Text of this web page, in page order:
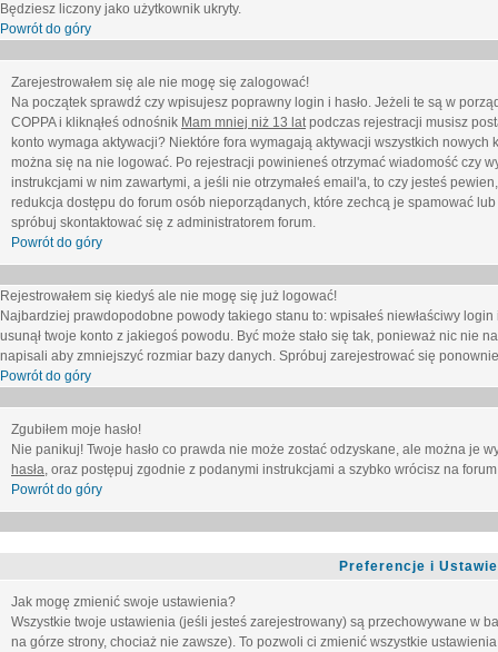
Będziesz liczony jako użytkownik ukryty.
Powrót do góry
Zarejestrowałem się ale nie mogę się zalogować!
Na początek sprawdź czy wpisujesz poprawny login i hasło. Jeżeli te są w
COPPA i kliknąłeś odnośnik Mam mniej niż 13 latpodczas rejestracji musisz
konto wymaga aktywacji? Niektóre fora wymagają aktywacji wszystkich
można się na nie logować. Po rejestracji powinieneś otrzymać wiadomość czy
instrukcjami w nim zawartymi, a jeśli nie otrzymałeś email'a, to czy jesteś
redukcja dostępu do forum osób nieporządanych, które zechcą je spamować
spróbuj skontaktować się z administratorem forum.
Powrót do góry
Rejestrowałem się kiedyś ale nie mogę się już logować!
Najbardziej prawdopodobne powody takiego stanu to: wpisałeś niewłaściwy
usunął twoje konto z jakiegoś powodu. Być może stało się tak, ponieważ nic nie
napisali aby zmniejszyć rozmiar bazy danych. Spróbuj zarejestrować się
Powrót do góry
Zgubiłem moje hasło!
Nie panikuj! Twoje hasło co prawda nie może zostać odzyskane, ale można je
hasła, oraz postępuj zgodnie z podanymi instrukcjami a szybko wrócisz na forum
Powrót do góry
Preferencje i
Jak mogę zmienić swoje ustawienia?
Wszystkie twoje ustawienia (jeśli jesteś zarejestrowany) są przechowywane w
na górze strony, chociaż nie zawsze). To pozwoli ci zmienić wszystkie